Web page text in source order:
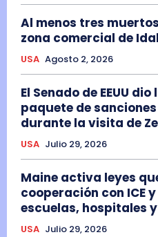
Al menos tres
zona comercial de
USA Agosto 2, 2026
El Senado de EEUU
paquete de
durante la visita de
USA Julio 29, 2026
Maine activa leyes
cooperación con ICE
escuelas, hospitales
USA Julio 29, 2026